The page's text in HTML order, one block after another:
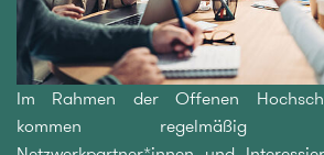
Im Rahmen der Offenen
kommen regelmäßig